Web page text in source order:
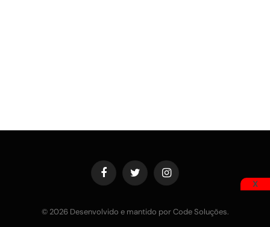
FacebookTwitter Instagram
© 2026 Desenvolvido e mantido por Code Soluções.
X